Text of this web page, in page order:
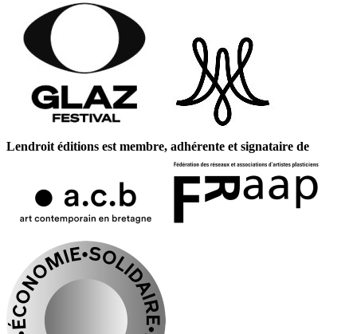
Lendroit éditions est membre, adhérente et signataire de